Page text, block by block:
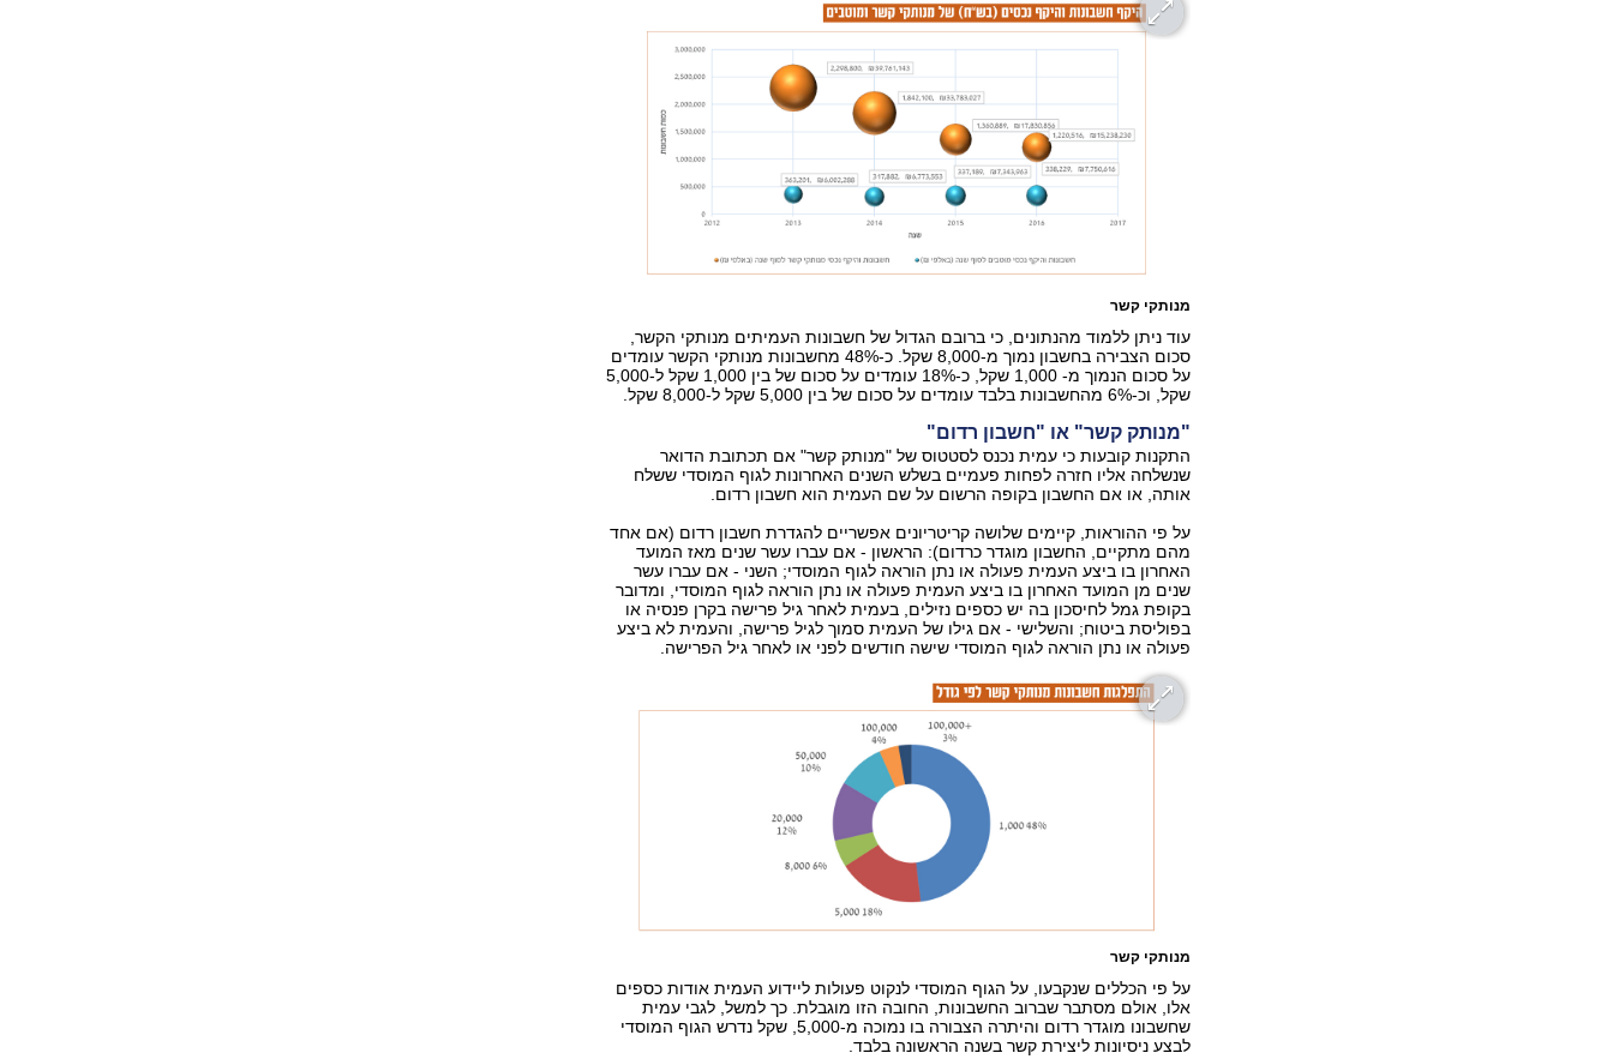
מנותקי קשר
עוד ניתן ללמוד מהנתונים, כי ברובם הגדול של חשבונות העמיתים מנותקי הקשר,
סכום הצבירה בחשבון נמוך מ-8,000 שקל. כ-48% מחשבונות מנותקי הקשר עומדים
על סכום הנמוך מ- 1,000 שקל, כ-18% עומדים על סכום של בין 1,000 שקל ל-5,000
שקל, וכ-6% מהחשבונות בלבד עומדים על סכום של בין 5,000 שקל ל-8,000 שקל.
"מנותק קשר" או "חשבון רדום"
התקנות קובעות כי עמית נכנס לסטטוס של "מנותק קשר" אם תכתובת הדואר
שנשלחה אליו חזרה לפחות פעמיים בשלש השנים האחרונות לגוף המוסדי ששלח
אותה, או אם החשבון בקופה הרשום על שם העמית הוא חשבון רדום.
על פי ההוראות, קיימים שלושה קריטריונים אפשריים להגדרת חשבון רדום (אם אחד
מהם מתקיים, החשבון מוגדר כרדום): הראשון - אם עברו עשר שנים מאז המועד
האחרון בו ביצע העמית פעולה או נתן הוראה לגוף המוסדי; השני - אם עברו עשר
שנים מן המועד האחרון בו ביצע העמית פעולה או נתן הוראה לגוף המוסדי, ומדובר
בקופת גמל לחיסכון בה יש כספים נזילים, בעמית לאחר גיל פרישה בקרן פנסיה או
בפוליסת ביטוח; והשלישי - אם גילו של העמית סמוך לגיל פרישה, והעמית לא ביצע
פעולה או נתן הוראה לגוף המוסדי שישה חודשים לפני או לאחר גיל הפרישה.
מנותקי קשר
על פי הכללים שנקבעו, על הגוף המוסדי לנקוט פעולות ליידוע העמית אודות כספים
אלו, אולם מסתבר שברוב החשבונות, החובה הזו מוגבלת. כך למשל, לגבי עמית
שחשבונו מוגדר רדום והיתרה הצבורה בו נמוכה מ-5,000, שקל נדרש הגוף המוסדי
לבצע ניסיונות ליצירת קשר בשנה הראשונה בלבד.